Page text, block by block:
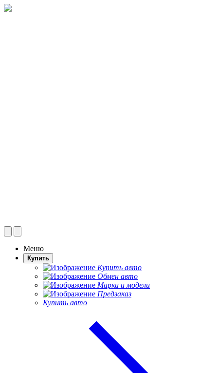
Меню
Купить
Купить авто
Обмен авто
Марки и модели
Предзаказ
Купить авто